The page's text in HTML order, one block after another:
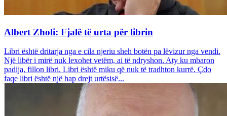
Albert Zholi: Fjalë të urta për librin
Libri është dritarja nga e cila njeriu sheh botën pa lëvizur nga vendi.
Një libër i mirë nuk lexohet vetëm, ai të ndryshon. Aty ku mbaron
padija, fillon libri. Libri është miku që nuk të tradhton kurrë. Çdo
faqe libri është një hap drejt urtësisë...